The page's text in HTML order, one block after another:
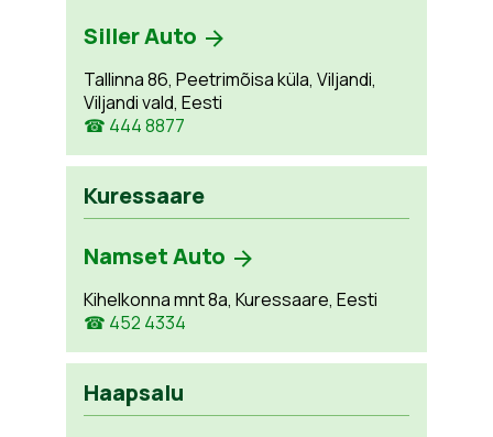
Siller Auto
Tallinna 86, Peetrimõisa küla, Viljandi,
Viljandi vald, Eesti
☎ 444 8877
Kuressaare
Namset Auto
Kihelkonna mnt 8a, Kuressaare, Eesti
☎ 452 4334
Haapsalu